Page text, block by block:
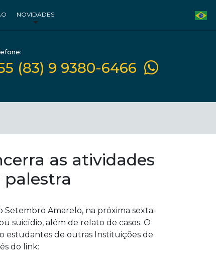
NOVIDADES
(83) 9 9380-6466
as atividades
Setembro Amarelo, na próxima sexta-
suicídio, além de relato de casos. O
estudantes de outras Instituições de
do link: